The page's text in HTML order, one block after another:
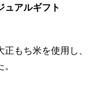
ュアルギフト
もち米を使用し、